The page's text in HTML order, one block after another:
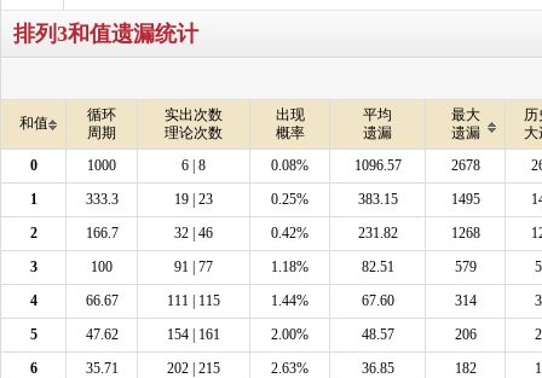
排列3和值遗漏统计
和值
循环
周期
实出次数
理论次数
出现
概率
平均
遗漏
最大
遗漏
历
大
0
1000 6 | 8 0.08% 1096.57 2678
1
333.3 19 | 23 0.25% 383.15 1495
2
166.7 32 | 46 0.42% 231.82 1268
3
100 91 | 77 1.18% 82.51 579
4
66.67 111 | 115 1.44% 67.60 314
5
47.62 154 | 161 2.00% 48.57 206
6
35.71 202 | 215 2.63% 36.85 182